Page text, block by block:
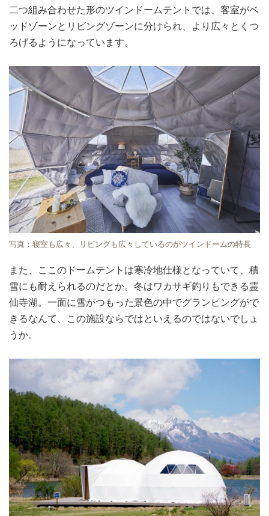
二つ組み合わせた形のツインドームテントでは、客室がベ
ッドゾーンとリビングゾーンに分けられ、より広々とくつ
ろげるようになっています。
写真：寝室も広々、リビングも広々しているのがツインドームの特長
また、ここのドームテントは寒冷地仕様となっていて、積
雪にも耐えられるのだとか。冬はワカサギ釣りもできる霊
仙寺湖。一面に雪がつもった景色の中でグランピングがで
きるなんて、この施設ならではといえるのではないでしょ
うか。